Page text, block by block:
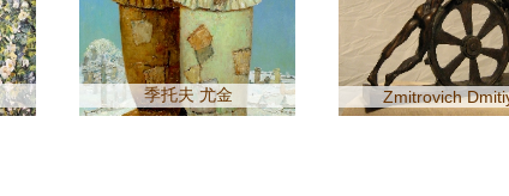
季托夫 尤金 Zmitrovich